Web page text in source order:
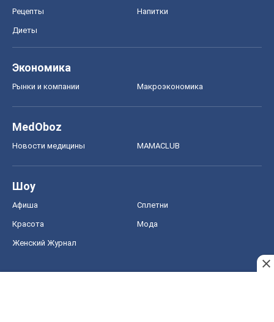
Рецепты Напитки
Диеты
Экономика
Рынки и компании Mакроэкономика
MedOboz
Новости медицины MAMACLUB
Шоу
Афиша Сплетни
Красота Мода
Женский Журнал